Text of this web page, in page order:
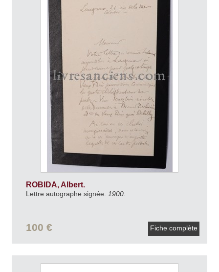
ROBIDA, Albert.
Lettre autographe signée. 1900.
100 € Fiche complète